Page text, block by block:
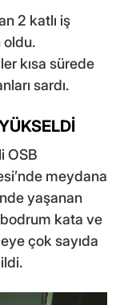
2 katlı iş
oldu.
kısa sürede
sardı.
OSB
meydana
yaşanan
bodrum kata ve
çok sayıda